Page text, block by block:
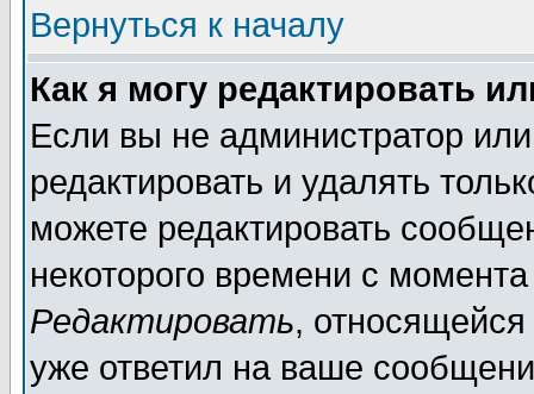
Вернуться к началу
Как я могу редактировать
Если вы не администратор
редактировать и удалять
можете редактировать
некоторого времени с
Редактировать,
уже ответил на ваше